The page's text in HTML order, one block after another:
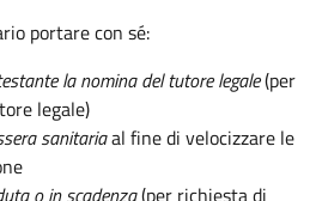
portare con sé:
la nomina del tutore legale(per
legale)
sanitariaal fine di velocizzare le
o in scadenza(per richiesta di